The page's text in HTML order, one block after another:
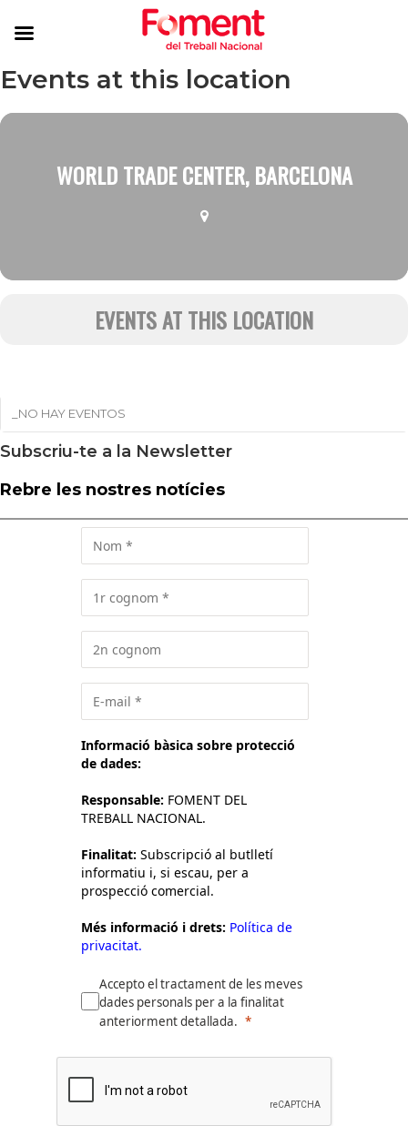
Events at this location
WORLD TRADE CENTER, BARCELONA
EVENTS AT THIS LOCATION
_NO HAY EVENTOS
Subscriu-te a la Newsletter
Rebre les nostres notícies
Informació bàsica sobre protecció
de dades:
Responsable: FOMENT DEL
TREBALL NACIONAL.
Finalitat: Subscripció al butlletí
informatiu i, si escau, per a
prospecció comercial.
Més informació i drets: Política de
privacitat.
Accepto el tractament de les meves
dades personals per a la finalitat
anteriorment detallada.